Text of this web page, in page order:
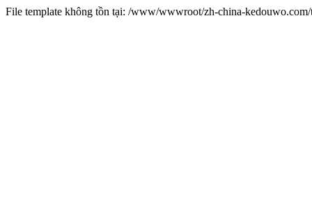
File template không tồn tại: /www/wwwroot/zh-china-